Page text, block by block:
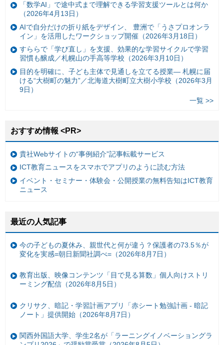
「数学AI」で途中式まで理解できる学習支援ツールとは何か
（2026年4月13日）
AIで自分だけの折り紙をデザイン、 豊洲で「うさプロオンラ
イン」を活用したワークショップ開催（2026年3月18日）
すららで「学び直し」を支援、効果的な学習サイクルで学習
習慣も醸成／札幌山の手高等学校（2026年3月10日）
目的を明確に、子ども主体で見通しを立てる授業— 札幌に届
ける“大樹町の魅力”／北海道大樹町立大樹小学校（2026年3月
9日）
一覧 >>
おすすめ情報 <PR>
貴社Webサイトの“事例紹介”記事転載サービス
ICT教育ニュースをスマホでアプリのように読む方法
イベント・セミナー・体験会・公開授業の無料告知はICT教育
ニュース
最近の人気記事
今の子どもの夏休み、親世代と何が違う？保護者の73.5％が
変化を実感=朝日新聞社調べ=（2026年8月7日）
教育出版、映像コンテンツ「目で見る算数」個人向けストリ
ーミング配信（2026年8月5日）
クリサク、暗記・学習計画アプリ「赤シート勉強計画 - 暗記
ノート」提供開始（2026年8月7日）
関西外国語大学、学生2名が「ラーニングイノベーショングラ